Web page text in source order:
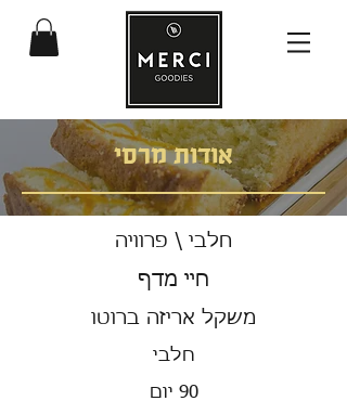
אודות מרסי
חלבי \ פרוויה
חיי מדף
משקל אריזה ברוטו
חלבי
90 יום